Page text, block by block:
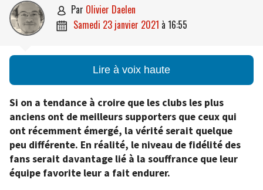
 par Olivier Daelen
 samedi 23 janvier 2021 à 16:55
Lire à voix haute
Si on a tendance à croire que les clubs les plus
anciens ont de meilleurs supporters que ceux qui
ont récemment émergé, la vérité serait quelque
peu différente. En réalité, le niveau de fidélité des
fans serait davantage lié à la souffrance que leur
équipe favorite leur a fait endurer.